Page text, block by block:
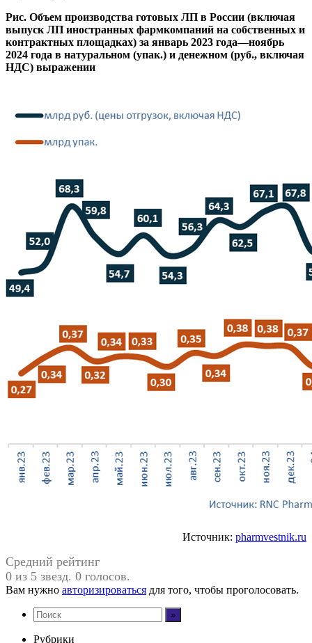
Рис. Объем производства готовых ЛП в России (включая
выпуск ЛП иностранных фармкомпаний на собственных и
контрактных площадках) за январь 2023 года—ноябрь
2024 года в натуральном (упак.) и денежном (руб., включая
НДС) выражении
Источник: pharmvestnik.ru
Средний рейтинг
0 из 5 звезд. 0 голосов.
Вам нужно авторизироваться для того, чтобы проголосовать.
Рубрики